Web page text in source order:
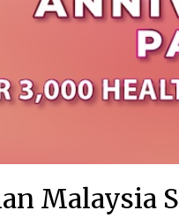
Malaysia